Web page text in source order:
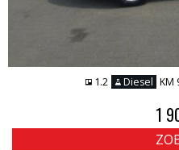
1.2 Diesel KM
1